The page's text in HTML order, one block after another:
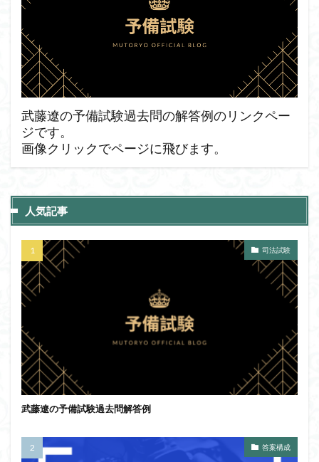
武藤遼の予備試験過去問の解答例のリンクペー
ジです。
画像クリックでページに飛びます。
人気記事
司法試験
武藤遼の予備試験過去問解答例
答案構成